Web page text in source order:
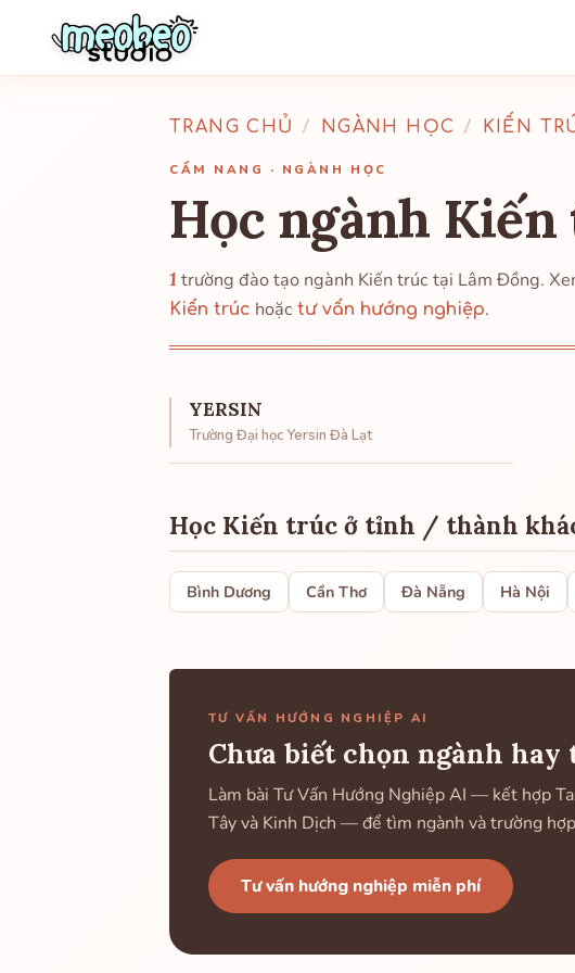
TRANG CHỦ / NGÀNH HỌC / KIẾN
CẨM NANG · NGÀNH HỌC
Học ngành
1 trường đào tạo ngành Kiến trúc tại Lâm Đồng.
Kiến trúc hoặc tư vấn hướng nghiệp.
YERSIN
Trường Đại học Yersin Đà Lạt
Học Kiến trúc ở tỉnh / thành
Bình Dương Cần Thơ Đà Nẵng Hà Nội
TƯ VẤN HƯỚNG NGHIỆP AI
Chưa biết chọn ngành hay
Làm bài Tư Vấn Hướng Nghiệp AI — kết hợp
Tây và Kinh Dịch — để tìm ngành và trường
Tư vấn hướng nghiệp miễn phí